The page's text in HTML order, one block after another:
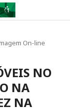
On-line
NO
NA
NA